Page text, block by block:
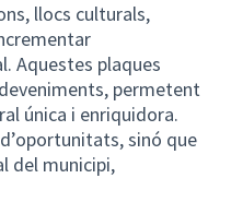
llocs culturals,
Aquestes plaques
permetent
única i enriquidora.
sinó que
del municipi,